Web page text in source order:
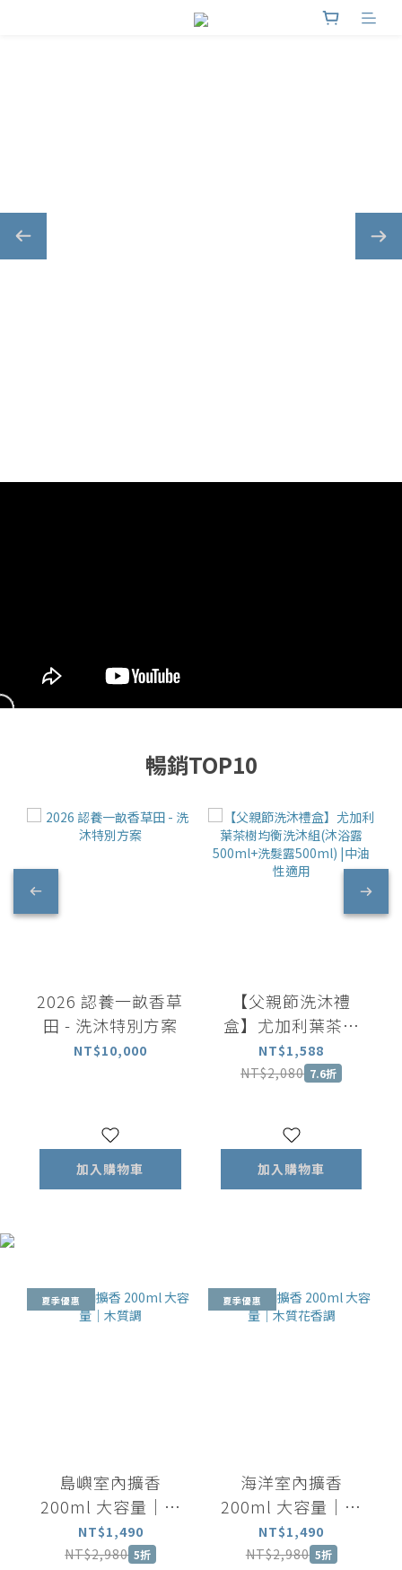
暢銷TOP10
2026 認養一畝香草
田 - 洗沐特別方案
NT$10,000
加入購物車
【父親節洗沐禮
盒】尤加利葉茶樹
均衡洗沐組(沐浴露
500ml+洗髮露
用
NT$1,588
NT$2,080 7.6折
加入購物車
夏季優惠
島嶼室內擴香
200ml 大容量｜木
質調
NT$1,490
NT$2,980 5折
夏季優惠
海洋室內擴香
200ml 大容量｜木
質花香調
NT$1,490
NT$2,980 5折